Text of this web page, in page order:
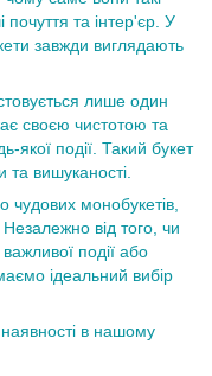
почуття та інтер'єр. У
завжди виглядають
лише один
своєю чистотою та
якої події. Такий букет
вишуканості.
монобукетів,
Незалежно від того, чи
події або
ідеальний вибір
наявності в нашому